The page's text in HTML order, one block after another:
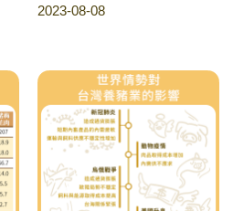
2023-08-08